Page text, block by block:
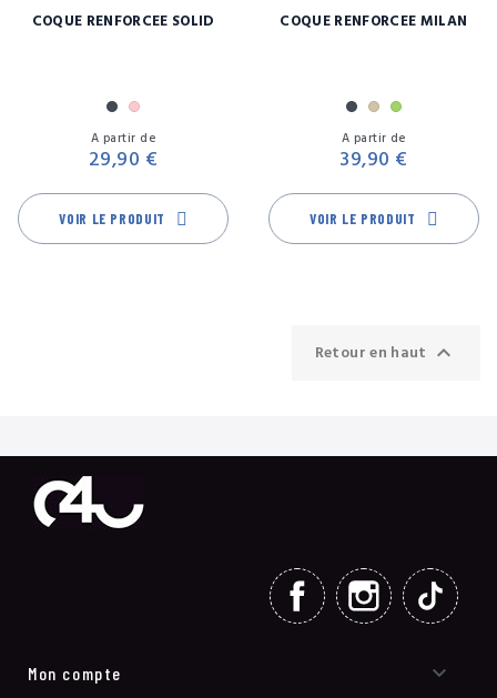
COQUE RENFORCÉE SOLID
NoirRose
A partir de
29,90 €
VOIR LE PRODUIT
COQUE RENFORCÉE MILAN
NoirOrVert
A partir de
39,90 €
VOIR LE PRODUIT
Retour en haut 
FACEBOOK INSTAGRAM
Mon compte 